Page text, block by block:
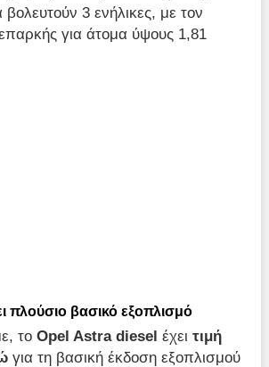
3 ενήλικες, με τον
για άτομα ύψους 1,81
πλούσιο βασικό εξοπλισμό
τοOpel Astradiesel έχειτιμή
για τη βασική έκδοση εξοπλισμού